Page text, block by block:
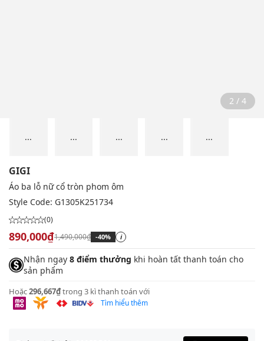
2 / 4
... ... ... ... ...
GIGI
Áo ba lỗ nữ cổ tròn phom ôm
Style Code: G1305K251734
(0)
890,000₫1,490,000₫ -40% i
Nhận ngay 8 điểm thưởng khi hoàn tất thanh toán cho
sản phẩm
Hoặc296,667₫trong 3 kì thanh toán với
Tìm hiểu thêm